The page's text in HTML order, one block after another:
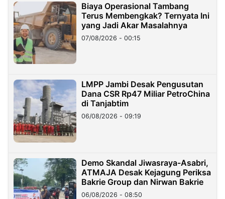
Biaya Operasional Tambang
Terus Membengkak? Ternyata Ini
yang Jadi Akar Masalahnya
07/08/2026 - 00:15
LMPP Jambi Desak Pengusutan
Dana CSR Rp47 Miliar PetroChina
di Tanjabtim
06/08/2026 - 09:19
Demo Skandal Jiwasraya-Asabri,
ATMAJA Desak Kejagung Periksa
Bakrie Group dan Nirwan Bakrie
06/08/2026 - 08:50